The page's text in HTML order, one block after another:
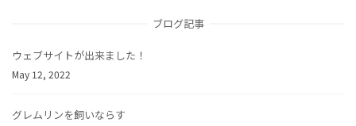
ブログ記事
ウェブサイトが出来ました！
May 12, 2022
グレムリンを飼いならす